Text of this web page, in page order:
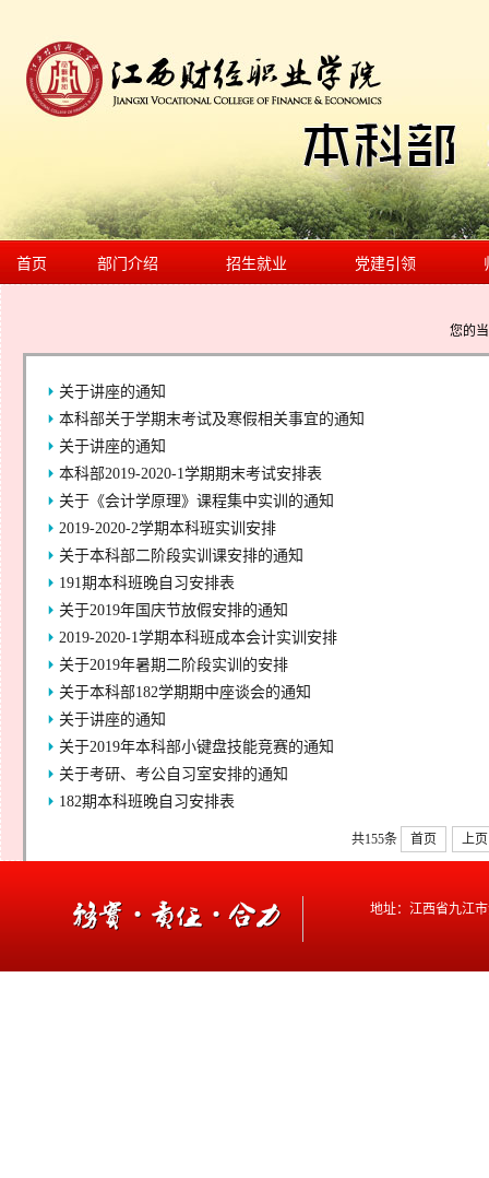
首页 部门介绍 招生就业 党建引领
您的
关于讲座的通知
本科部关于学期末考试及寒假相关事宜的通知
关于讲座的通知
本科部2019-2020-1学期期末考试安排表
关于《会计学原理》课程集中实训的通知
2019-2020-2学期本科班实训安排
关于本科部二阶段实训课安排的通知
191期本科班晚自习安排表
关于2019年国庆节放假安排的通知
2019-2020-1学期本科班成本会计实训安排
关于2019年暑期二阶段实训的安排
关于本科部182学期期中座谈会的通知
关于讲座的通知
关于2019年本科部小键盘技能竞赛的通知
关于考研、考公自习室安排的通知
182期本科班晚自习安排表
共155条 首页 上页
地址：江西省九江市